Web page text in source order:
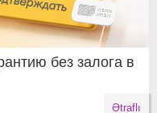
без залога в
Ətraflı